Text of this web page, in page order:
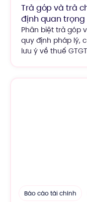
Trả góp và trả
định quan trọng
Phân biệt trả góp
quy định pháp lý,
lưu ý về thuế
Báo cáo tài chính